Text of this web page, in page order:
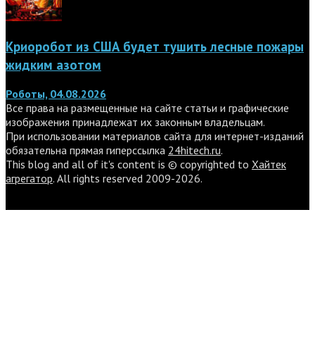
Криоробот из США будет тушить лесные пожары
жидким азотом
Роботы, 04.08.2026
Все права на размещенные на сайте статьи и графические
изображения принадлежат их законным владельцам.
При использовании материалов сайта для интернет-изданий
обязательна прямая гиперссылка 24hitech.ru.
This blog and all of it's content is © copyrighted to Хайтек
агрегатор. All rights reserved 2009-2026.